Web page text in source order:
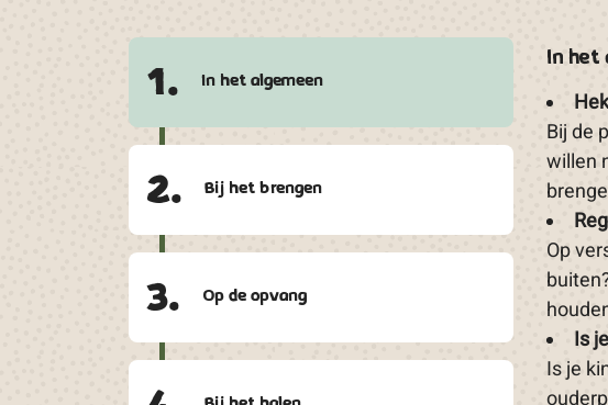
1. In het algemeen
2. Bij het brengen
3. Op de opvang
In het
Bij de
willen
Op
Is
Is je